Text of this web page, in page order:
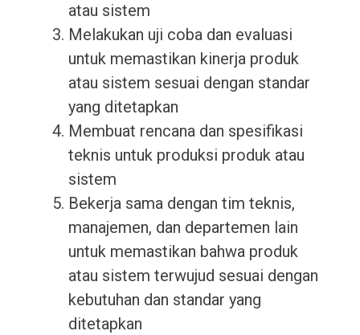
atau sistem
Melakukan uji coba dan evaluasi
untuk memastikan kinerja produk
atau sistem sesuai dengan standar
yang ditetapkan
Membuat rencana dan spesifikasi
teknis untuk produksi produk atau
sistem
Bekerja sama dengan tim teknis,
manajemen, dan departemen lain
untuk memastikan bahwa produk
atau sistem terwujud sesuai dengan
kebutuhan dan standar yang
ditetapkan